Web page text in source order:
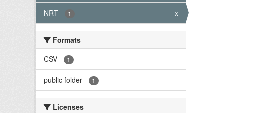
NRT - 1 x
Formats
CSV - 1
public folder - 1
Licenses